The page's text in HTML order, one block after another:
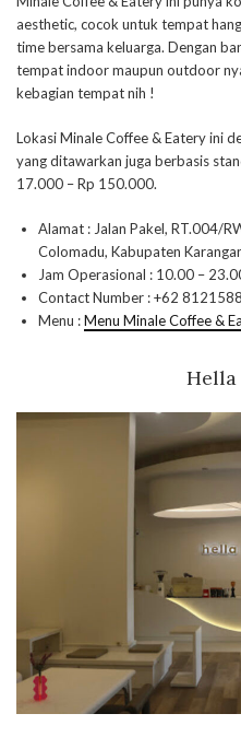
aesthetic, cocok untuk tempat
time bersama keluarga. Dengan
tempat indoor maupun outdoor
kebagian tempat nih !
Lokasi Minale Coffee & Eatery ini
yang ditawarkan juga berbasis
17.000 – Rp 150.000.
Alamat : Jalan Pakel, RT.004/
Colomadu, Kabupaten
Jam Operasional : 10.00 –
Contact Number : +62
Menu :Menu Minale Coffee &
Hella